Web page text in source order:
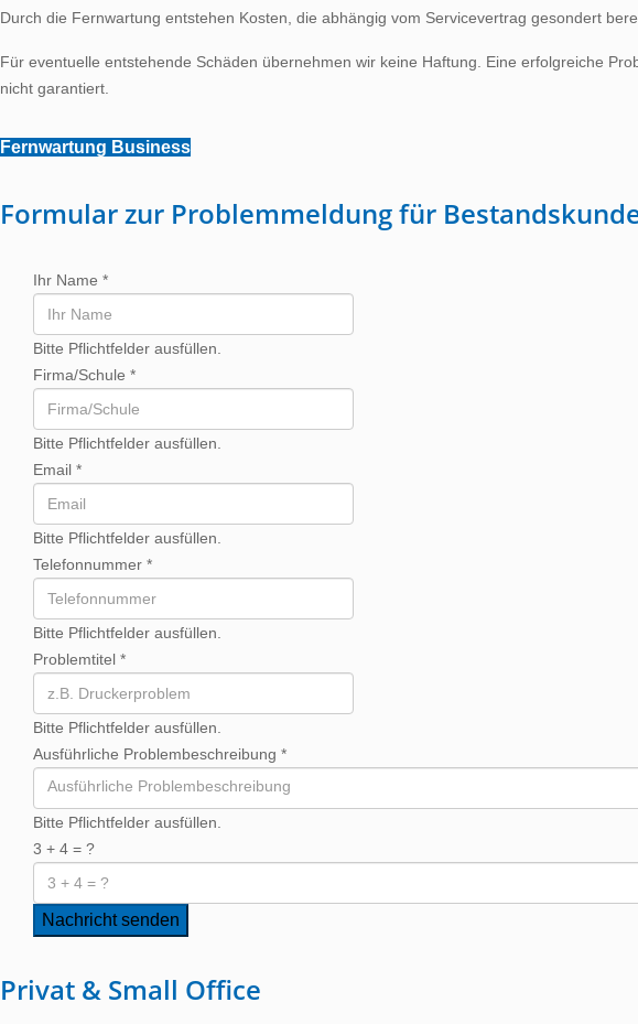
Durch die Fernwartung entstehen Kosten, die abhängig vom Servicevertrag gesondert
Für eventuelle entstehende Schäden übernehmen wir keine Haftung. Eine erfolgreiche
nicht garantiert.
Fernwartung Business
Formular zur Problemmeldung für
Ihr Name *
Bitte Pflichtfelder ausfüllen.
Firma/Schule *
Bitte Pflichtfelder ausfüllen.
Email *
Bitte Pflichtfelder ausfüllen.
Telefonnummer *
Bitte Pflichtfelder ausfüllen.
Problemtitel *
Bitte Pflichtfelder ausfüllen.
Ausführliche Problembeschreibung *
Bitte Pflichtfelder ausfüllen.
3 + 4 = ?
Nachricht senden
Privat & Small Office